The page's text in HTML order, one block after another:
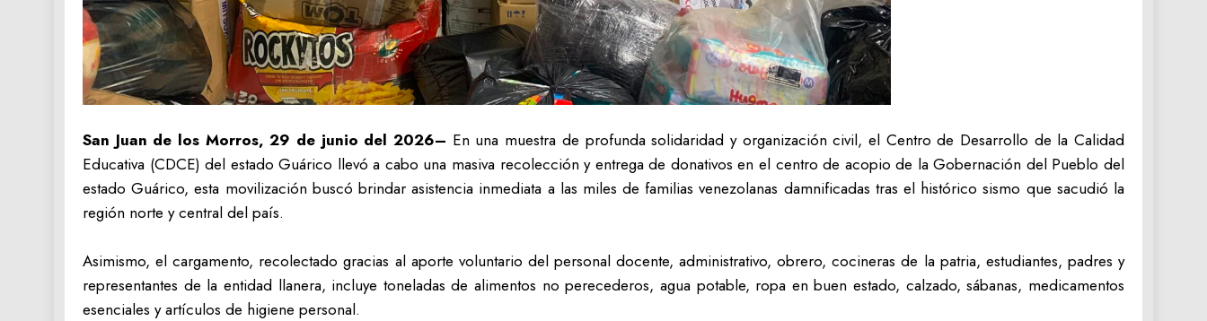
San Juan de los Morros, 29 de junio del 2026– En una muestra de profunda solidaridad y organización civil, el Centro de Desarrollo de la Calidad
Educativa (CDCE) del estado Guárico llevó a cabo una masiva recolección y entrega de donativos en el centro de acopio de la Gobernación del Pueblo del
estado Guárico, esta movilización buscó brindar asistencia inmediata a las miles de familias venezolanas damnificadas tras el histórico sismo que sacudió la
región norte y central del país.
‎Asimismo, el cargamento, recolectado gracias al aporte voluntario del personal docente, administrativo, obrero, cocineras de la patria, estudiantes, padres y
representantes de la entidad llanera, incluye toneladas de alimentos no perecederos, agua potable, ropa en buen estado, calzado, sábanas, medicamentos
esenciales y artículos de higiene personal.